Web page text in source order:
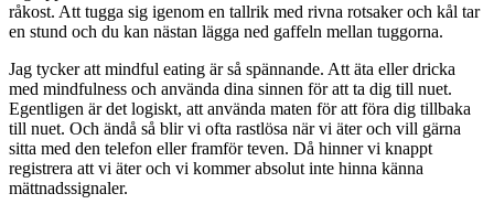
råkost. Att tugga sig igenom en tallrik med rivna rotsaker och kål tar
en stund och du kan nästan lägga ned gaffeln mellan tuggorna.
Jag tycker att mindful eating är så spännande. Att äta eller dricka
med mindfulness och använda dina sinnen för att ta dig till nuet.
Egentligen är det logiskt, att använda maten för att föra dig tillbaka
till nuet. Och ändå så blir vi ofta rastlösa när vi äter och vill gärna
sitta med den telefon eller framför teven. Då hinner vi knappt
registrera att vi äter och vi kommer absolut inte hinna känna
mättnadssignaler.